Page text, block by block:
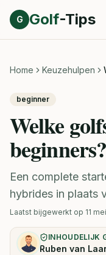
Direct naar inhoud
G Golf-Tips
Home Keuzehulpen
beginner
Welke
beginners?
Een complete
hybrides in plaats
Laatst bijgewerkt op 11
INHOUDELIJK
Ruben van